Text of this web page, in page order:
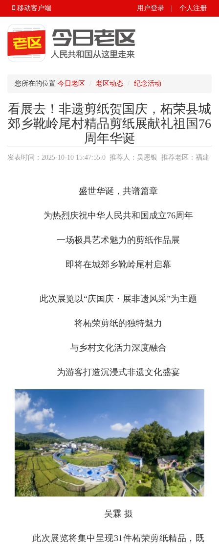
用户登录 个人注册
移动客户端
您所在的位置 今日老区 老区动态 纪念活动
看展去！非遗剪纸贺国庆，柘荣县城
郊乡靴岭尾村精品剪纸展献礼祖国76
周年华诞
发表时间：2025-10-10 15:47:55.0 推荐人：吴恩银 推荐老区：福建
盛世华诞，共谱篇章
为热烈庆祝中华人民共和国成立76周年
一场极具艺术魅力的剪纸作品展
即将在城郊乡靴岭尾村启幕
此次展览以“庆国庆・展非遗风采”为主题
将柘荣剪纸的独特魅力
与乡村文化活力深度融合
为游客打造沉浸式非遗文化盛宴
吴霖 摄
此次展览将集中呈现31件柘荣剪纸精品，既